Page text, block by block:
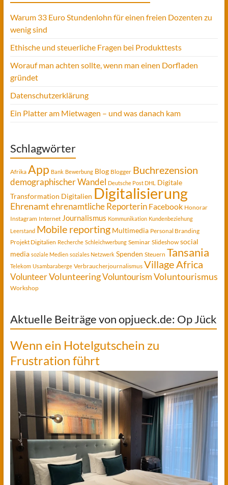
Warum 33 Euro Stundenlohn für einen freien Dozenten zu
wenig sind
Ethische und steuerliche Fragen bei Produkttests
Worauf man achten sollte, wenn man einen Dorfladen
gründet
Datenschutzerklärung
Ein Platter am Mietwagen – und was danach kam
Schlagwörter
Afrika App Bank Bewerbung Blog Blogger Buchrezension
demographischer Wandel Deutsche Post DHL
Digitale
Transformation Digitalien Digitalisierung
Ehrenamtehrenamtliche Reporterin Facebook Honorar
Instagram Internet Journalismus Kommunikation Kundenbeziehung
Leerstand Mobile reporting Multimedia Personal Branding
Projekt Digitalien Recherche Schleichwerbung Seminar Slideshow social
media soziale Medien soziales Netzwerk Spenden Steuern Tansania
Telekom Usambaraberge Verbraucherjournalismus Village Africa
VolunteerVolunteeringVoluntourismVoluntourismus
Workshop
Aktuelle Beiträge von opjueck.de: Op Jück
Wenn ein Hotelgutschein zu
Frustration führt